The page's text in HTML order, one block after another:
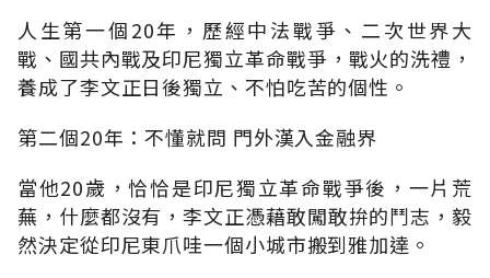
人生第一個20年，歷經中法戰爭、二次世界大
戰、國共內戰及印尼獨立革命戰爭，戰火的洗禮，
養成了李文正日後獨立、不怕吃苦的個性。
第二個20年：不懂就問 門外漢入金融界
當他20歲，恰恰是印尼獨立革命戰爭後，一片荒
蕪，什麼都沒有，李文正憑藉敢闖敢拚的鬥志，毅
然決定從印尼東爪哇一個小城市搬到雅加達。